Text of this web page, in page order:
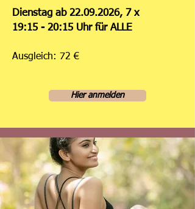
Dienstag ab 22.09.2026, 7 x
19:15 - 20:15 Uhr für ALLE
Ausgleich: 72 €
Hier anmelden